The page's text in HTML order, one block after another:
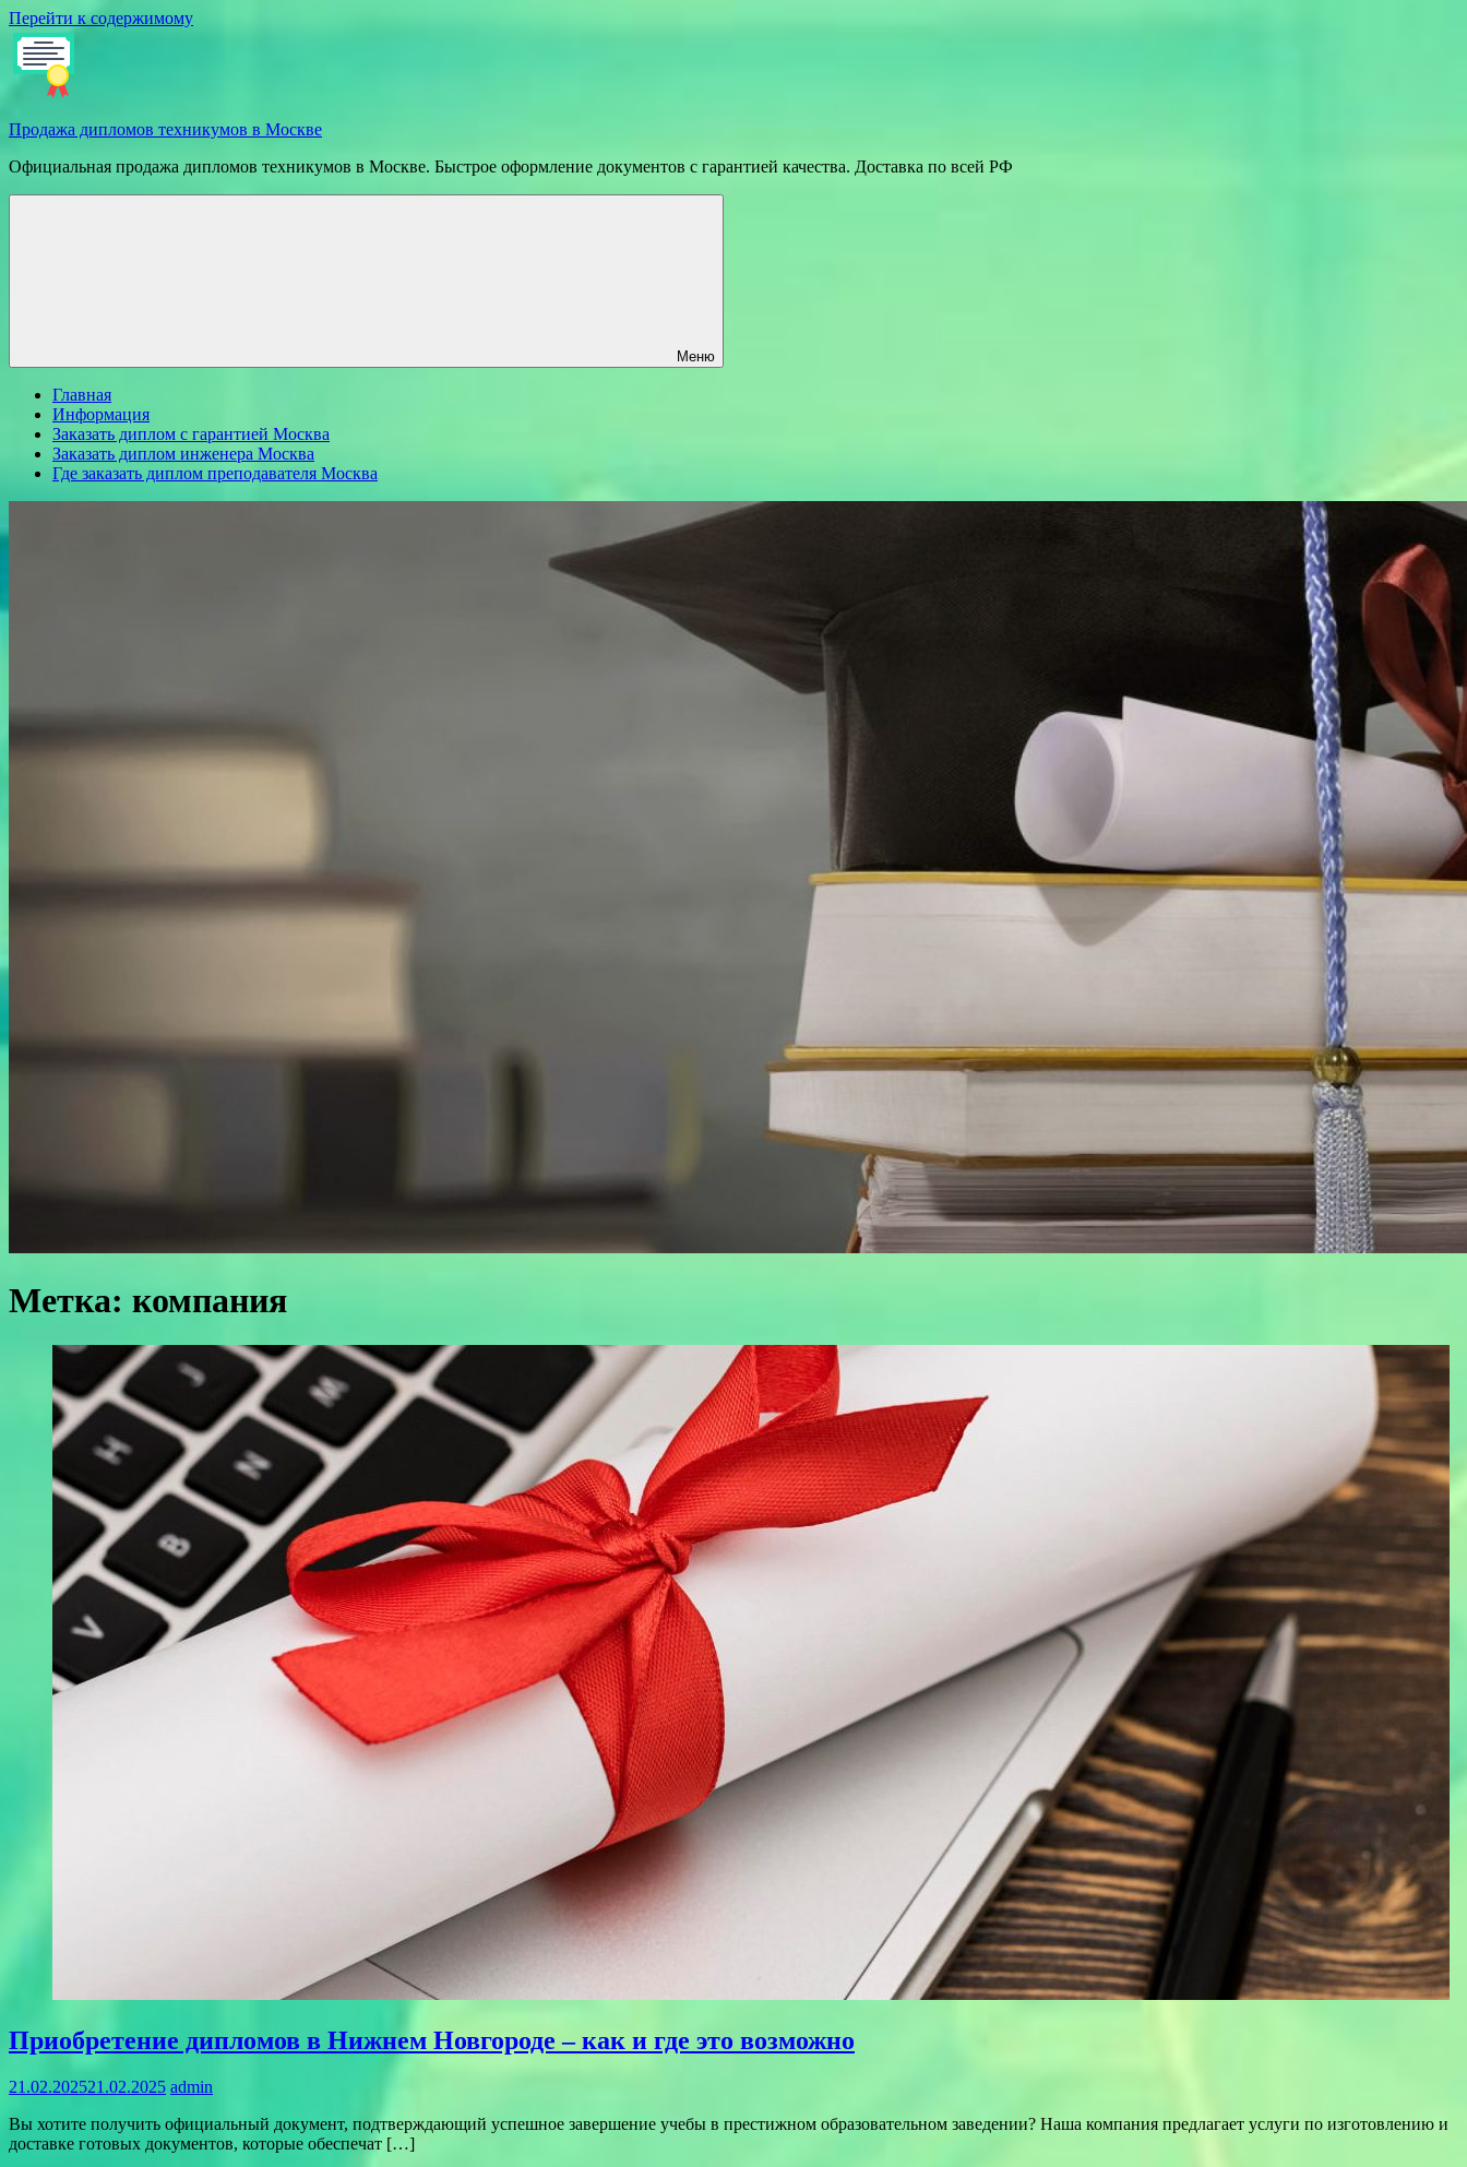
Перейти к содержимому
Продажа дипломов техникумов в Москве
Официальная продажа дипломов техникумов в Москве. Быстрое оформление документов с гарантией качества. Доставка по всей РФ
Меню
Главная
Информация
Заказать диплом с гарантией Москва
Заказать диплом инженера Москва
Где заказать диплом преподавателя Москва
Метка: компания
Приобретение дипломов в Нижнем Новгороде – как и где это возможно
21.02.202521.02.2025 admin
Вы хотите получить официальный документ, подтверждающий успешное завершение учебы в престижном образовательном заведении? Наша компания предлагает услуги по изготовлению и
доставке готовых документов, которые обеспечат […]